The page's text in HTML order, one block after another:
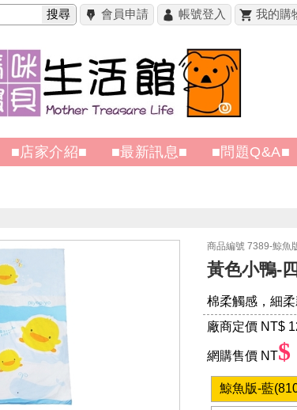
搜尋 會員申請 帳號登入 我的購
■店家介紹■ ■最新訊息■ ■問題Q&A■
商品編號 7389-鯨魚
黃色小鴨-
棉柔觸感，細
廠商定價 NT$
網購售價 NT$
鯨魚版-藍